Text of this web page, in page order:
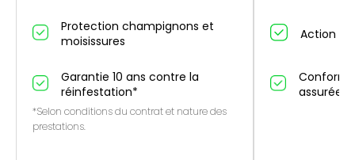
Protection champignons et
moisissures
Garantie 10 ans contre la
réinfestation*
*Selon conditions du contrat et nature des
prestations.
Action
assurée